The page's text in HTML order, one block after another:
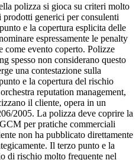
polizza si gioca su criteri molto
generici per consulenti
e la copertura esplicita delle
espressamente le penalty
evento coperto. Polizze
spesso non considerano questo
una contestazione sulla
e la copertura del rischio
reputation management,
il cliente, opera in un
2005. La polizza deve coprire la
per pratiche commerciali
non ha pubblicato direttamente
Il terzo punto e la
di rischio molto frequente nel